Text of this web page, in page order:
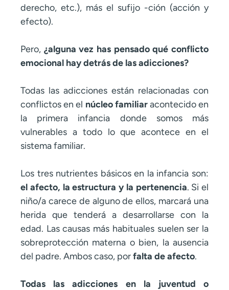
derecho, etc.), más el sufijo -ción (acción y
efecto).
Pero, ¿alguna vez has pensado qué conflicto
emocional hay detrás de las adicciones?
Todas las adicciones están relacionadas con
conflictos en el núcleo familiaracontecido en
la primera infancia donde somos más
vulnerables a todo lo que acontece en el
sistema familiar.
Los tres nutrientes básicos en la infancia son:
el afecto, la estructura y la pertenencia. Si el
niño/a carece de alguno de ellos, marcará una
herida que tenderá a desarrollarse con la
edad. Las causas más habituales suelen ser la
sobreprotección materna o bien, la ausencia
del padre. Ambos caso, porfalta de afecto.
Todas las adicciones en la juventud o